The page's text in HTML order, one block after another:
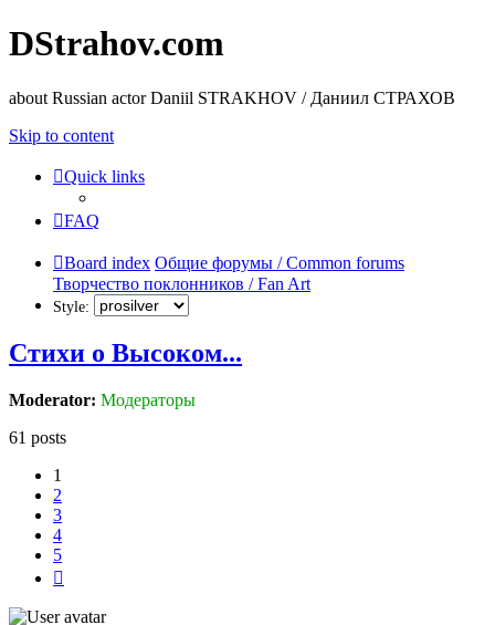
DStrahov.com
about Russian actor Daniil STRAKHOV / Даниил СТРАХОВ
Skip to content
Quick links
FAQ
Board index Общие форумы / Common forums
Творчество поклонников / Fan Art
Style:
Стихи о Высоком...
Moderator: Модераторы
61 posts
1
2
3
4
5